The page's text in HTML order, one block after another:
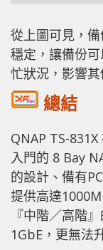
從上圖可見，
穩定，讓備份
忙狀況，影響其
總結
QNAP TS-
入門的 8 Bay
的設計、備有
提供高達
『中階／高階
1GbE，更無法